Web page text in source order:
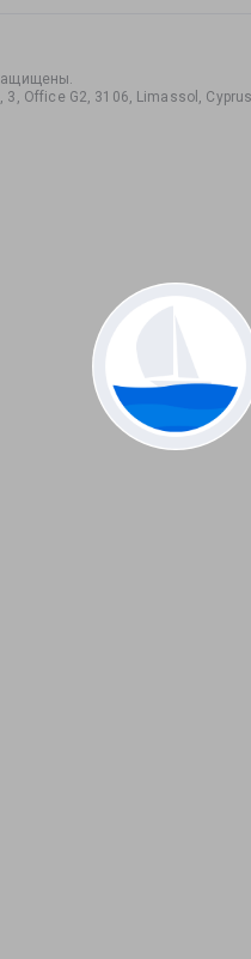
.
3, Office G2, 3106, Limassol,